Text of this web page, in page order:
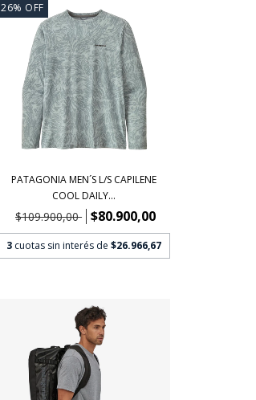
26% OFF
PATAGONIA MEN´S L/S CAPILENE
COOL DAILY...
$109.900,00 $80.900,00
3 cuotas sin interés de $26.966,67